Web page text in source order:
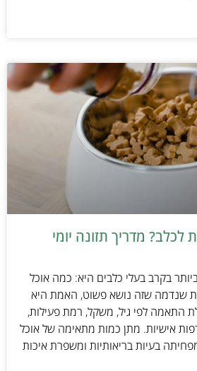
מדריך תזונה יומי
בקרב בעלי כלבים היא: כמה אוכל
שנדמה שזה נושא פשוט, האמת היא
התאמה לפי גיל, משקל, רמת פעילות,
אישיות. מתן כמות מתאימה של אוכל
בעיות בריאותיות ומשפרת איכות